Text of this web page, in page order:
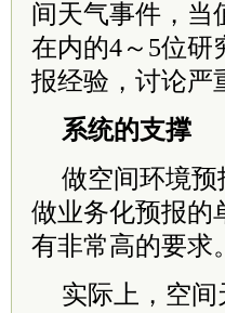
间天气事件，当
在内的4～5位研
报经验，讨论严
系统的支撑
做空间环境
做业务化预报的
有非常高的要求
实际上，空